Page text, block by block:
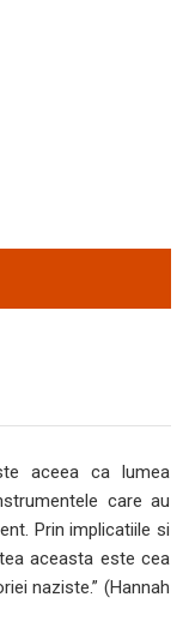
aceea ca lumea
care au
Prin implicatiile si
aceasta este cea
naziste.” (Hannah